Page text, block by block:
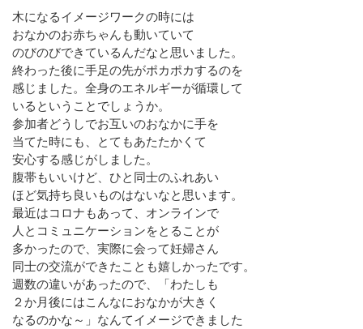
木になるイメージワークの時には
おなかのお赤ちゃんも動いていて
のびのびできているんだなと思いました。
終わった後に手足の先がポカポカするのを
感じました。全身のエネルギーが循環して
いるということでしょうか。
参加者どうしでお互いのおなかに手を
当てた時にも、とてもあたたかくて
安心する感じがしました。
腹帯もいいけど、ひと同士のふれあい
ほど気持ち良いものはないなと思います。
最近はコロナもあって、オンラインで
人とコミュニケーションをとることが
多かったので、実際に会って妊婦さん
同士の交流ができたことも嬉しかったです。
週数の違いがあったので、「わたしも
２か月後にはこんなにおなかが大きく
なるのかな～」なんてイメージできました